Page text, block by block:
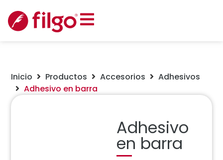
Inicio Productos Accesorios
Adhesivos
Adhesivo en barra
Adhesivo
en barra